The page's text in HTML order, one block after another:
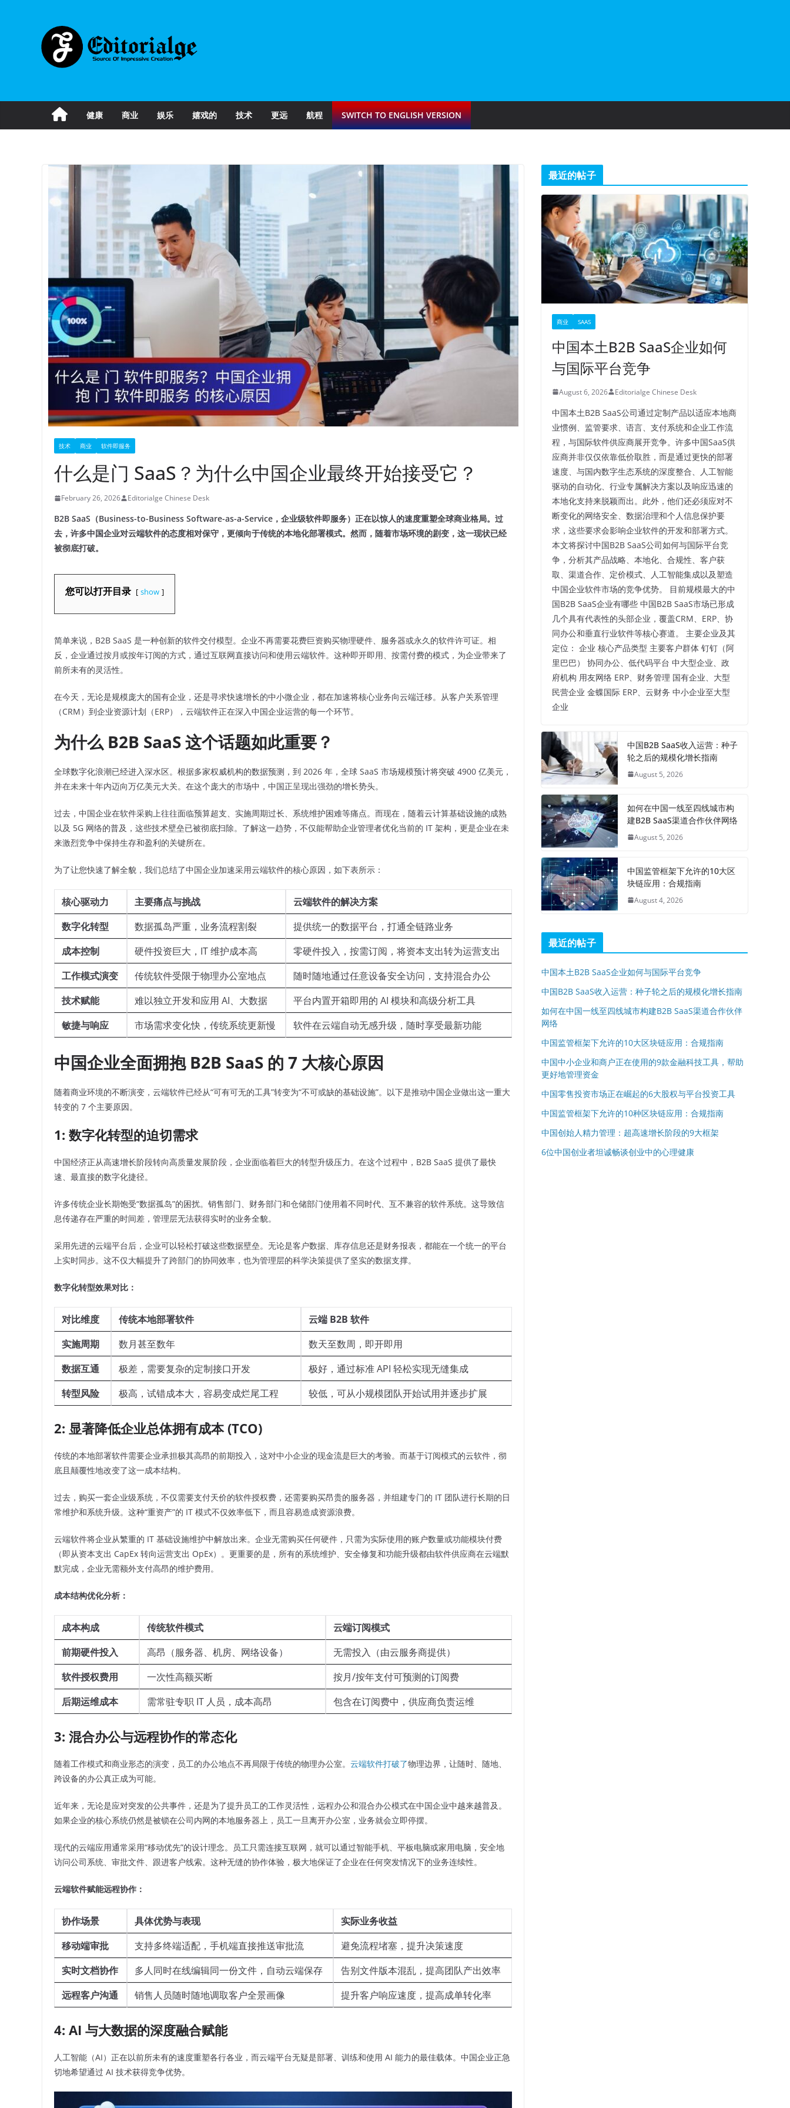
健康 商业 娱乐 嬉戏的 技术 更远 航程 SWITCH TO ENGLISH VERSION
技术 商业 软件即服务
什么是门 SaaS？为什么中国企业最终开始接受它？
February 26, 2026 Editorialge Chinese Desk
B2B SaaS（Business-to-Business Software-as-a-Service，企业级软件即服务）正在以惊人的速度重塑全球商业格局。过
去，许多中国企业对云端软件的态度相对保守，更倾向于传统的本地化部署模式。然而，随着市场环境的剧变，这一现状已经
被彻底打破。
您可以打开目录 show
简单来说，B2B SaaS 是一种创新的软件交付模型。企业不再需要花费巨资购买物理硬件、服务器或永久的软件许可证。相
反，企业通过按月或按年订阅的方式，通过互联网直接访问和使用云端软件。这种即开即用、按需付费的模式，为企业带来了
前所未有的灵活性。
在今天，无论是规模庞大的国有企业，还是寻求快速增长的中小微企业，都在加速将核心业务向云端迁移。从客户关系管理
（CRM）到企业资源计划（ERP），云端软件正在深入中国企业运营的每一个环节。
为什么 B2B SaaS 这个话题如此重要？
全球数字化浪潮已经进入深水区。根据多家权威机构的数据预测，到 2026 年，全球 SaaS 市场规模预计将突破 4900 亿美元，
并在未来十年内迈向万亿美元大关。在这个庞大的市场中，中国正呈现出强劲的增长势头。
过去，中国企业在软件采购上往往面临预算超支、实施周期过长、系统维护困难等痛点。而现在，随着云计算基础设施的成熟
以及 5G 网络的普及，这些技术壁垒已被彻底扫除。了解这一趋势，不仅能帮助企业管理者优化当前的 IT 架构，更是企业在未
来激烈竞争中保持生存和盈利的关键所在。
为了让您快速了解全貌，我们总结了中国企业加速采用云端软件的核心原因，如下表所示：
核心驱动力 主要痛点与挑战
云端软件的解决方案
数字化转型
数据孤岛严重，业务流程割裂
提供统一的数据平台，打通全链路业务
成本控制
硬件投资巨大，IT 维护成本高
零硬件投入，按需订阅，将资本支出转为运营支出
工作模式演变
传统软件受限于物理办公室地点
随时随地通过任意设备安全访问，支持混合办公
技术赋能
难以独立开发和应用 AI、大数据
平台内置开箱即用的 AI 模块和高级分析工具
敏捷与响应
市场需求变化快，传统系统更新慢 软件在云端自动无感升级，随时享受最新功能
中国企业全面拥抱 B2B SaaS 的 7 大核心原因
随着商业环境的不断演变，云端软件已经从“可有可无的工具”转变为“不可或缺的基础设施”。以下是推动中国企业做出这一重大
转变的 7 个主要原因。
1: 数字化转型的迫切需求
中国经济正从高速增长阶段转向高质量发展阶段，企业面临着巨大的转型升级压力。在这个过程中，B2B SaaS 提供了最快
速、最直接的数字化捷径。
许多传统企业长期饱受“数据孤岛”的困扰。销售部门、财务部门和仓储部门使用着不同时代、互不兼容的软件系统。这导致信
息传递存在严重的时间差，管理层无法获得实时的业务全貌。
采用先进的云端平台后，企业可以轻松打破这些数据壁垒。无论是客户数据、库存信息还是财务报表，都能在一个统一的平台
上实时同步。这不仅大幅提升了跨部门的协同效率，也为管理层的科学决策提供了坚实的数据支撑。
数字化转型效果对比：
对比维度 传统本地部署软件
云端 B2B 软件
实施周期
数月甚至数年
数天至数周，即开即用
数据互通
极差，需要复杂的定制接口开发
极好，通过标准 API 轻松实现无缝集成
转型风险
极高，试错成本大，容易变成烂尾工程 较低，可从小规模团队开始试用并逐步扩展
2: 显著降低企业总体拥有成本 (TCO)
传统的本地部署软件需要企业承担极其高昂的前期投入，这对中小企业的现金流是巨大的考验。而基于订阅模式的云软件，彻
底且颠覆性地改变了这一成本结构。
过去，购买一套企业级系统，不仅需要支付天价的软件授权费，还需要购买昂贵的服务器，并组建专门的 IT 团队进行长期的日
常维护和系统升级。这种“重资产”的 IT 模式不仅效率低下，而且容易造成资源浪费。
云端软件将企业从繁重的 IT 基础设施维护中解放出来。企业无需购买任何硬件，只需为实际使用的账户数量或功能模块付费
（即从资本支出 CapEx 转向运营支出 OpEx）。更重要的是，所有的系统维护、安全修复和功能升级都由软件供应商在云端默
默完成，企业无需额外支付高昂的维护费用。
成本结构优化分析：
成本构成 传统软件模式
云端订阅模式
前期硬件投入
高昂（服务器、机房、网络设备）
无需投入（由云服务商提供）
软件授权费用
一次性高额买断
按月/按年支付可预测的订阅费
后期运维成本
需常驻专职 IT 人员，成本高昂 包含在订阅费中，供应商负责运维
3: 混合办公与远程协作的常态化
随着工作模式和商业形态的演变，员工的办公地点不再局限于传统的物理办公室。 云端软件打破了物理边界，让随时、随地、
跨设备的办公真正成为可能。
近年来，无论是应对突发的公共事件，还是为了提升员工的工作灵活性，远程办公和混合办公模式在中国企业中越来越普及。
如果企业的核心系统仍然是被锁在公司内网的本地服务器上，员工一旦离开办公室，业务就会立即停摆。
现代的云端应用通常采用“移动优先”的设计理念。员工只需连接互联网，就可以通过智能手机、平板电脑或家用电脑，安全地
访问公司系统、审批文件、跟进客户线索。这种无缝的协作体验，极大地保证了企业在任何突发情况下的业务连续性。
云端软件赋能远程协作：
协作场景 具体优势与表现
实际业务收益
移动端审批
支持多终端适配，手机端直接推送审批流
避免流程堵塞，提升决策速度
实时文档协作
多人同时在线编辑同一份文件，自动云端保存
告别文件版本混乱，提高团队产出效率
远程客户沟通
销售人员随时随地调取客户全景画像 提升客户响应速度，提高成单转化率
4: AI 与大数据的深度融合赋能
人工智能（AI）正在以前所未有的速度重塑各行各业，而云端平台无疑是部署、训练和使用 AI 能力的最佳载体。中国企业正急
切地希望通过 AI 技术获得竞争优势。
最近的帖子
商业 SAAS
中国本土B2B SaaS企业如何
与国际平台竞争
August 6, 2026 Editorialge Chinese Desk
中国本土B2B SaaS公司通过定制产品以适应本地商
业惯例、监管要求、语言、支付系统和企业工作流
程，与国际软件供应商展开竞争。许多中国SaaS供
应商并非仅仅依靠低价取胜，而是通过更快的部署
速度、与国内数字生态系统的深度整合、人工智能
驱动的自动化、行业专属解决方案以及响应迅速的
本地化支持来脱颖而出。此外，他们还必须应对不
断变化的网络安全、数据治理和个人信息保护要
求，这些要求会影响企业软件的开发和部署方式。
本文将探讨中国B2B SaaS公司如何与国际平台竞
争，分析其产品战略、本地化、合规性、客户获
取、渠道合作、定价模式、人工智能集成以及塑造
中国企业软件市场的竞争优势。 目前规模最大的中
国B2B SaaS企业有哪些 中国B2B SaaS市场已形成
几个具有代表性的头部企业，覆盖CRM、ERP、协
同办公和垂直行业软件等核心赛道。 主要企业及其
定位： 企业 核心产品类型 主要客户群体 钉钉（阿
里巴巴） 协同办公、低代码平台 中大型企业、政
府机构 用友网络 ERP、财务管理 国有企业、大型
民营企业 金蝶国际 ERP、云财务 中小企业至大型
企业
中国B2B SaaS收入运营：种子
轮之后的规模化增长指南
August 5, 2026
如何在中国一线至四线城市构
建B2B SaaS渠道合作伙伴网络
August 5, 2026
中国监管框架下允许的10大区
块链应用：合规指南
August 4, 2026
最近的帖子
中国本土B2B SaaS企业如何与国际平台竞争
中国B2B SaaS收入运营：种子轮之后的规模化增长指南
如何在中国一线至四线城市构建B2B SaaS渠道合作伙伴
网络
中国监管框架下允许的10大区块链应用：合规指南
中国中小企业和商户正在使用的9款金融科技工具，帮助
更好地管理资金
中国零售投资市场正在崛起的6大股权与平台投资工具
中国监管框架下允许的10种区块链应用：合规指南
中国创始人精力管理：超高速增长阶段的9大框架
6位中国创业者坦诚畅谈创业中的心理健康